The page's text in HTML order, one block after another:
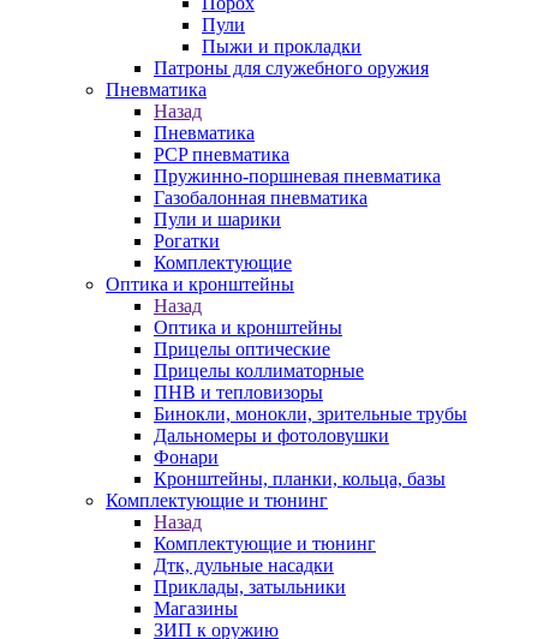
Пули
Пыжи и прокладки
Патроны для служебного оружия
Пневматика
Назад
Пневматика
PCP пневматика
Пружинно-поршневая пневматика
Газобалонная пневматика
Пули и шарики
Рогатки
Комплектующие
Оптика и кронштейны
Назад
Оптика и кронштейны
Прицелы оптические
Прицелы коллиматорные
ПНВ и тепловизоры
Бинокли, монокли, зрительные трубы
Дальномеры и фотоловушки
Фонари
Кронштейны, планки, кольца, базы
Комплектующие и тюнинг
Назад
Комплектующие и тюнинг
Дтк, дульные насадки
Приклады, затыльники
Магазины
ЗИП к оружию